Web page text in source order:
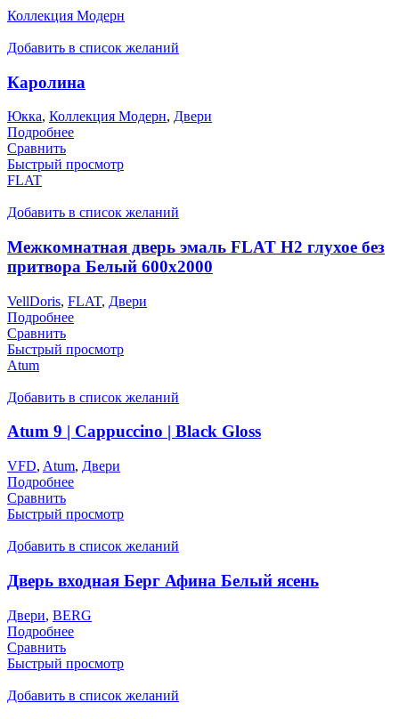
Коллекция Модерн
Добавить в список желаний
Каролина
Юкка, Коллекция Модерн, Двери
Подробнее
Сравнить
Быстрый просмотр
FLAT
Добавить в список желаний
Межкомнатная дверь эмаль FLAT H2 глухое без
притвора Белый 600х2000
VellDoris, FLAT, Двери
Подробнее
Сравнить
Быстрый просмотр
Atum
Добавить в список желаний
Atum 9 | Cappuccino | Black Gloss
VFD, Atum, Двери
Подробнее
Сравнить
Быстрый просмотр
Добавить в список желаний
Дверь входная Берг Афина Белый ясень
Двери, BERG
Подробнее
Сравнить
Быстрый просмотр
Добавить в список желаний